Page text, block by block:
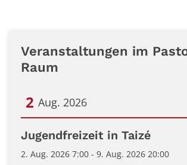
Veranstaltungen im
Raum
2 Aug. 2026
Datum: 2. August 2026
Jugendfreizeit in Taizé
2. Aug. 2026 7:00 - 9. Aug. 2026 20:00